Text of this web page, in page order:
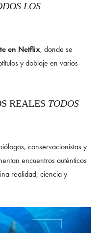
LOS
en Netflix, donde se
y doblaje en varios
REALES TODOS
conservacionistas y
encuentros auténticos
realidad, ciencia y